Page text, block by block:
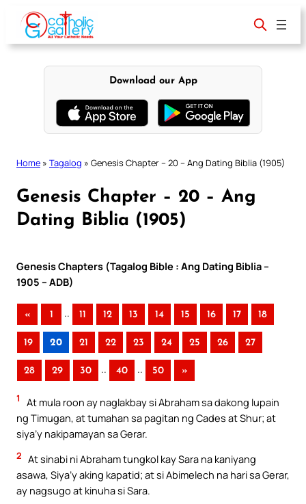
content
Download our App
Home » Tagalog » Genesis Chapter – 20 – Ang Dating Biblia (1905)
Genesis Chapter – 20 – Ang
Dating Biblia (1905)
Genesis Chapters (Tagalog Bible : Ang Dating Biblia –
1905 – ADB)
« 1 .. 11 12 13 14 15 16 17 18
19 20 21 22 23 24 25 26 27
28 29 30 .. 40 .. 50 »
1
At mula roon ay naglakbay si Abraham sa dakong lupain
ng Timugan, at tumahan sa pagitan ng Cades at Shur; at
siya’y nakipamayan sa Gerar.
2 At sinabi ni Abraham tungkol kay Sara na kaniyang
asawa, Siya’y aking kapatid; at si Abimelech na hari sa Gerar,
ay nagsugo at kinuha si Sara.